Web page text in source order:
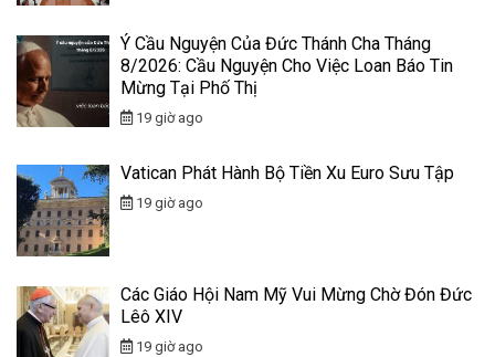
Ý Cầu Nguyện Của Đức Thánh Cha Tháng
8/2026: Cầu Nguyện Cho Việc Loan Báo Tin
Mừng Tại Phố Thị
19 giờ ago
Vatican Phát Hành Bộ Tiền Xu Euro Sưu Tập
19 giờ ago
Các Giáo Hội Nam Mỹ Vui Mừng Chờ Đón Đức
Lêô XIV
19 giờ ago